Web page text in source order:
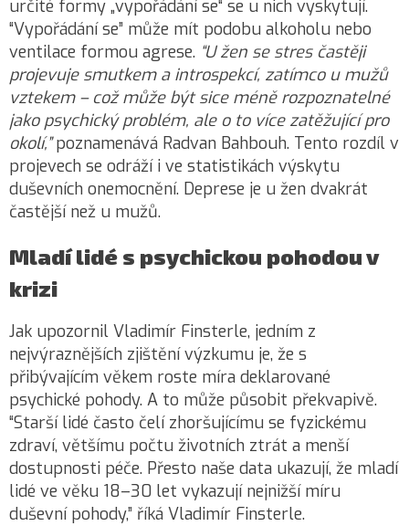
určité formy „vypořádání se“ se u nich vyskytují.
“Vypořádání se” může mít podobu alkoholu nebo
ventilace formou agrese. “U žen se stres častěji
projevuje smutkem a introspekcí, zatímco u mužů
vztekem – což může být sice méně rozpoznatelné
jako psychický problém, ale o to více zatěžující pro
okolí,”poznamenává Radvan Bahbouh. Tento rozdíl v
projevech se odráží i ve statistikách výskytu
duševních onemocnění. Deprese je u žen dvakrát
častější než u mužů.
Mladí lidé s psychickou pohodou v
krizi
Jak upozornil Vladimír Finsterle, jedním z
nejvýraznějších zjištění výzkumu je, že s
přibývajícím věkem roste míra deklarované
psychické pohody. A to může působit překvapivě.
“Starší lidé často čelí zhoršujícímu se fyzickému
zdraví, většímu počtu životních ztrát a menší
dostupnosti péče. Přesto naše data ukazují, že mladí
lidé ve věku 18–30 let vykazují nejnižší míru
duševní pohody,” říká Vladimír Finsterle.